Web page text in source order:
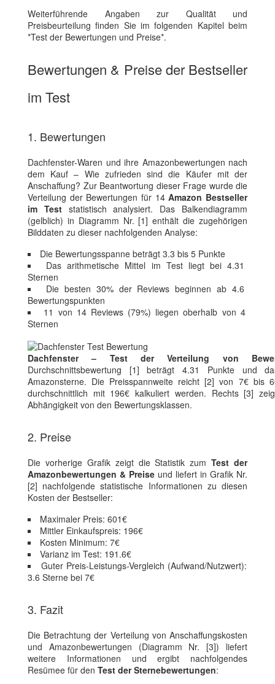
Weiterführende Angaben zur Qualität und
Preisbeurteilung finden Sie im folgenden Kapitel beim
*Test der Bewertungen und Preise*.
Bewertungen & Preise der Bestseller
im Test
1. Bewertungen
Dachfenster-Waren und ihre Amazonbewertungen nach
dem Kauf – Wie zufrieden sind die Käufer mit der
Anschaffung? Zur Beantwortung dieser Frage wurde die
Verteilung der Bewertungen für 14Amazon Bestseller
im Teststatistisch analysiert. Das Balkendiagramm
(gelblich) in Diagramm Nr. [1] enthält die zugehörigen
Bilddaten zu dieser nachfolgenden Analyse:
Die Bewertungsspanne beträgt 3.3 bis 5 Punkte
Das arithmetische Mittel im Test liegt bei 4.31
Sternen
Die besten 30% der Reviews beginnen ab 4.6
Bewertungspunkten
11 von 14 Reviews (79%) liegen oberhalb von 4
Sternen
Dachfenster – Test der Verteilung von
Durchschnittsbewertung [1] beträgt 4.31 Punkte und
Amazonsterne. Die Preisspannweite reicht [2] von 7€ bis
durchschnittlich mit 196€ kalkuliert werden. Rechts [3]
Abhängigkeit von den Bewertungsklassen.
2. Preise
Die vorherige Grafik zeigt die Statistik zumTest der
Amazonbewertungen & Preise und liefert in Grafik Nr.
[2] nachfolgende statistische Informationen zu diesen
Kosten der Bestseller:
Maximaler Preis: 601€
Mittler Einkaufspreis: 196€
Kosten Minimum: 7€
Varianz im Test: 191.6€
Guter Preis-Leistungs-Vergleich (Aufwand/Nutzwert):
3.6 Sterne bei 7€
3. Fazit
Die Betrachtung der Verteilung von Anschaffungskosten
und Amazonbewertungen (Diagramm Nr. [3]) liefert
weitere Informationen und ergibt nachfolgendes
Resümee für den Test der Sternebewertungen: